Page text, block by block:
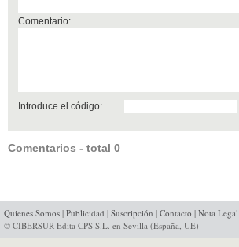
Comentario:
Introduce el código:
Comentarios - total 0
Quienes Somos | Publicidad | Suscripción | Contacto | Nota Legal
© CIBERSUR Edita CPS S.L. en Sevilla (España, UE)